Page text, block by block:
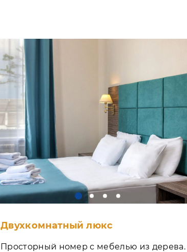
Двухкомнатный люкс
Просторный номер с мебелью из дерева.